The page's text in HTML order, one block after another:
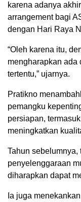
karena adanya
arrangement bagi
dengan Hari Raya
“Oleh karena itu,
mengharapkan ada
tertentu,” ujarnya.
Pratikno
pemangku
persiapan,
meningkatkan
Tahun
penyelenggaraan
diharapkan dapat
Ia juga